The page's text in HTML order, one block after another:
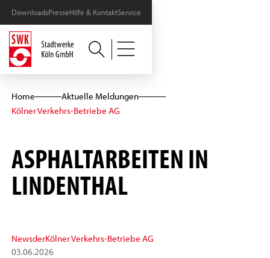
DownloadsPresseHilfe & KontaktService
Home
Aktuelle Meldungen
Kölner Verkehrs-Betriebe AG
ASPHALTARBEITEN IN
LINDENTHAL
NewsderKölner Verkehrs-Betriebe AG
03.06.2026